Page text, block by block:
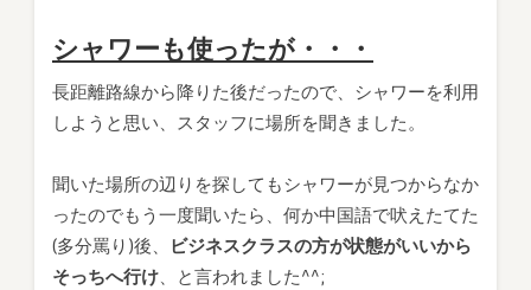
シャワーも使ったが・・・
長距離路線から降りた後だったので、シャワーを利用
しようと思い、スタッフに場所を聞きました。
聞いた場所の辺りを探してもシャワーが見つからなか
ったのでもう一度聞いたら、何か中国語で吠えたてた
(多分罵り)後、
ビジネスクラスの方が状態がいいから
そっちへ行け、と言われました^^;